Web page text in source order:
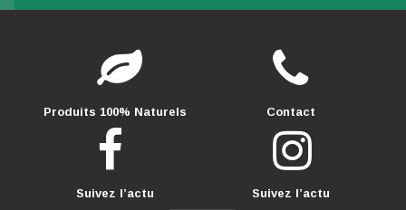
Produits 100% Naturels Contact
Suivez l’actu Suivez l’actu